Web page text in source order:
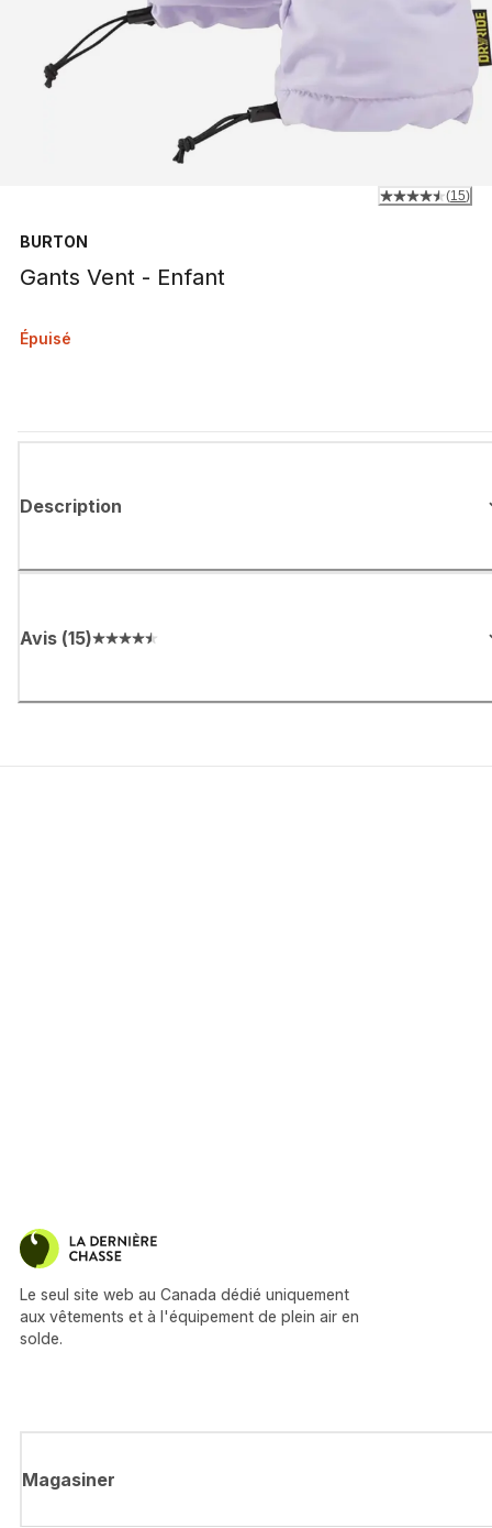
BURTON
Gants Vent - Enfant
(15)
Épuisé
Description
Avis (15)
Le seul site web au Canada dédié uniquement
aux vêtements et à l'équipement de plein air en
solde.
Magasiner